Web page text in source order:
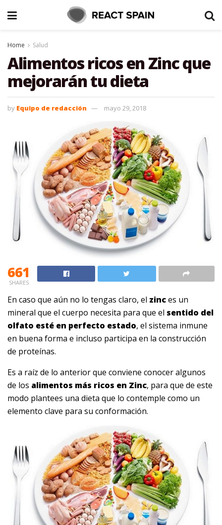
Home Salud
Alimentos ricos en Zinc que
mejorarán tu dieta
by Equipo de redacción mayo 29, 2018
661
SHARES
En caso que aún no lo tengas claro, el zinces un
mineral que el cuerpo necesita para que el sentido del
olfato esté en perfecto estado, el sistema inmune
en buena forma e incluso participa en la construcción
de proteínas.
Es a raíz de lo anterior que conviene conocer algunos
de los alimentos más ricos en Zinc, para que de este
modo plantees una dieta que lo contemple como un
elemento clave para su conformación.